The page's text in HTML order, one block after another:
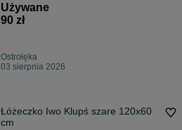
Używane
90 zł
Ostrołęka
03 sierpnia 2026
Łóżeczko Iwo Klupś szare 120x60
cm